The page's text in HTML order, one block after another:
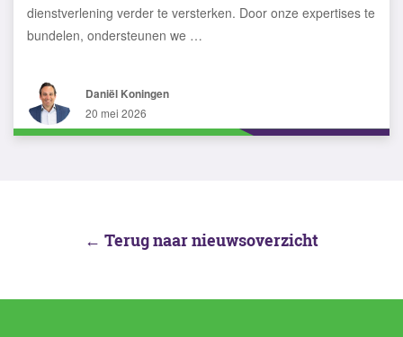
dienstverlening verder te versterken. Door onze expertises te
bundelen, ondersteunen we …
Daniël Koningen
20 mei 2026
← Terug naar nieuwsoverzicht